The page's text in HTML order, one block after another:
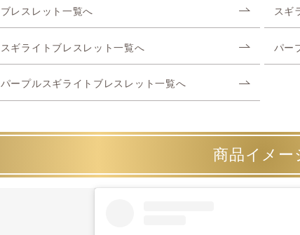
ブレスレット一覧へ スギ
スギライトブレスレット一覧へ パー
パープルスギライトブレスレット一覧へ
商品イメー